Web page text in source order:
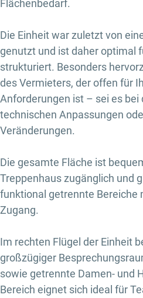
Flächenbedarf.
Die Einheit war zuletzt von
genutzt und ist daher optimal
strukturiert. Besonders
des Vermieters, der offen für
Anforderungen ist – sei es bei
technischen Anpassungen
Veränderungen.
Die gesamte Fläche ist
Treppenhaus zugänglich und
funktional getrennte Bereiche
Zugang.
Im rechten Flügel der Einheit
großzügiger
sowie getrennte Damen- und
Bereich eignet sich ideal für